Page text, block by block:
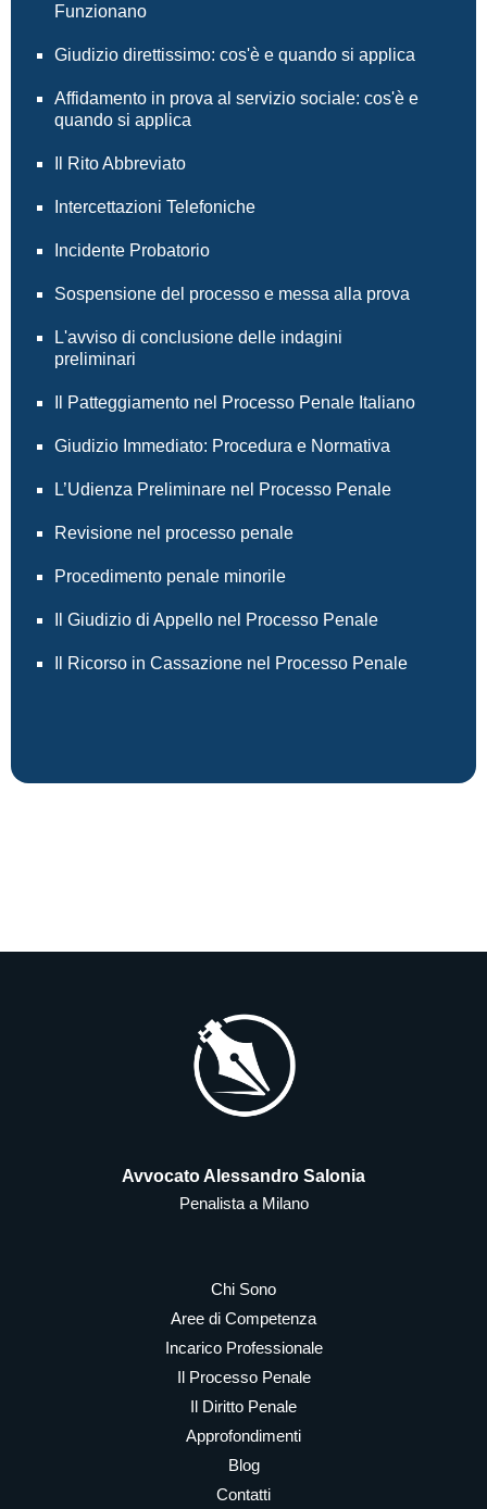
Funzionano
Giudizio direttissimo: cos'è e quando si applica
Affidamento in prova al servizio sociale: cos'è e
quando si applica
Il Rito Abbreviato
Intercettazioni Telefoniche
Incidente Probatorio
Sospensione del processo e messa alla prova
L'avviso di conclusione delle indagini
preliminari
Il Patteggiamento nel Processo Penale Italiano
Giudizio Immediato: Procedura e Normativa
L’Udienza Preliminare nel Processo Penale
Revisione nel processo penale
Procedimento penale minorile
Il Giudizio di Appello nel Processo Penale
Il Ricorso in Cassazione nel Processo Penale
Avvocato Alessandro Salonia
Penalista a Milano
Chi Sono
Aree di Competenza
Incarico Professionale
Il Processo Penale
Il Diritto Penale
Approfondimenti
Blog
Contatti